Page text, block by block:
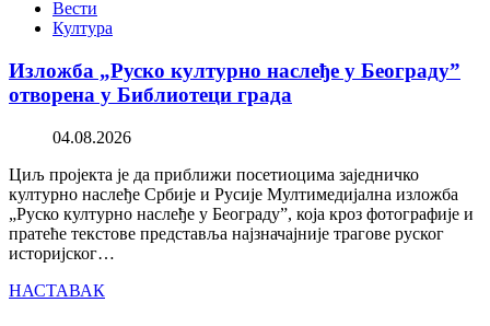
Вести
Култура
Изложба „Руско културно наслеђе у Београду”
отворена у Библиотеци града
04.08.2026
Циљ пројекта је да приближи посетиоцима заједничко
културно наслеђе Србије и Русије Мултимедијална изложба
„Руско културно наслеђе у Београду”, која кроз фотографије и
пратеће текстове представља најзначајније трагове руског
историјског…
НАСТАВАК